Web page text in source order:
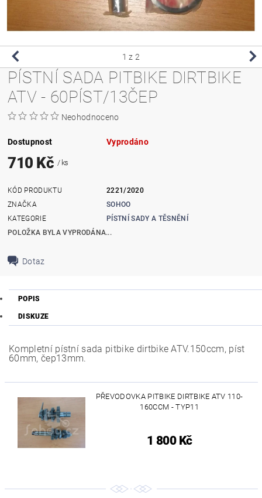
1 z 2
PÍSTNÍ SADA PITBIKE DIRTBIKE
ATV - 60PÍST/13ČEP
Neohodnoceno
Dostupnost Vyprodáno
710 Kč / ks
KÓD PRODUKTU
2221/2020
ZNAČKA
SOHOO
KATEGORIE
PÍSTNÍ SADY A TĚSNĚNÍ
POLOŽKA BYLA VYPRODÁNA...
Dotaz
POPIS
DISKUZE
Kompletní pístní sada pitbike dirtbike ATV.150ccm, píst
60mm, čep13mm.
PŘEVODOVKA PITBIKE DIRTBIKE ATV 110-
160CCM - TYP11
1 800 Kč